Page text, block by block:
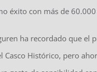
éxito con más de 60.000
ha recordado que
Histórico, pero